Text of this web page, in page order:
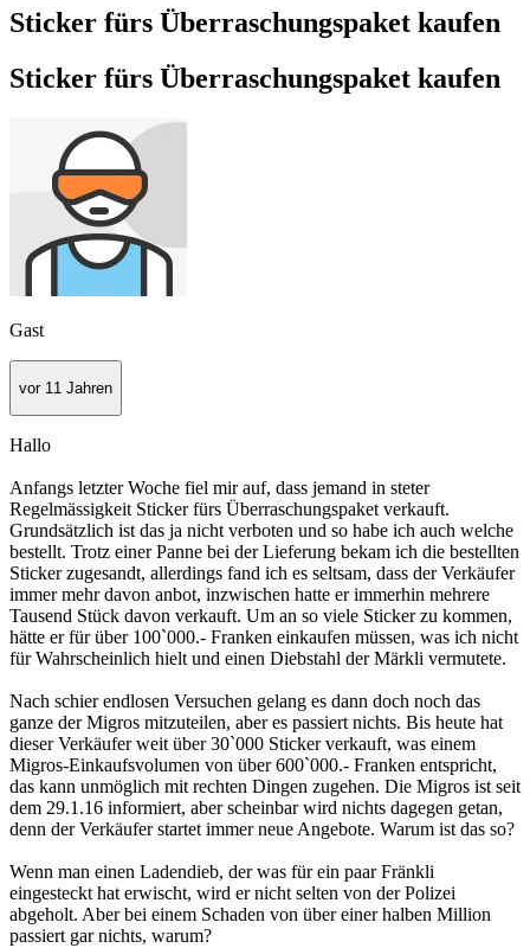
Sticker fürs Überraschungspaket kaufen
Sticker fürs Überraschungspaket kaufen
Gast
vor 11 Jahren
Hallo
Anfangs letzter Woche fiel mir auf, dass jemand in steter
Regelmässigkeit Sticker fürs Überraschungspaket verkauft.
Grundsätzlich ist das ja nicht verboten und so habe ich auch welche
bestellt. Trotz einer Panne bei der Lieferung bekam ich die bestellten
Sticker zugesandt, allerdings fand ich es seltsam, dass der Verkäufer
immer mehr davon anbot, inzwischen hatte er immerhin mehrere
Tausend Stück davon verkauft. Um an so viele Sticker zu kommen,
hätte er für über 100`000.- Franken einkaufen müssen, was ich nicht
für Wahrscheinlich hielt und einen Diebstahl der Märkli vermutete.
Nach schier endlosen Versuchen gelang es dann doch noch das
ganze der Migros mitzuteilen, aber es passiert nichts. Bis heute hat
dieser Verkäufer weit über 30`000 Sticker verkauft, was einem
Migros-Einkaufsvolumen von über 600`000.- Franken entspricht,
das kann unmöglich mit rechten Dingen zugehen. Die Migros ist seit
dem 29.1.16 informiert, aber scheinbar wird nichts dagegen getan,
denn der Verkäufer startet immer neue Angebote. Warum ist das so?
Wenn man einen Ladendieb, der was für ein paar Fränkli
eingesteckt hat erwischt, wird er nicht selten von der Polizei
abgeholt. Aber bei einem Schaden von über einer halben Million
passiert gar nichts, warum?